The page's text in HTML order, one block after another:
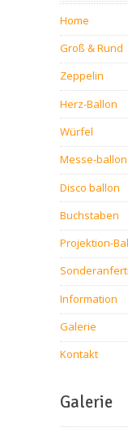
Home
Groß & Rund
Zeppelin
Herz-Ballon
Würfel
Messe-ballon
Disco ballon
Buchstaben
Projektion-
Information
Galerie
Kontakt
Galerie